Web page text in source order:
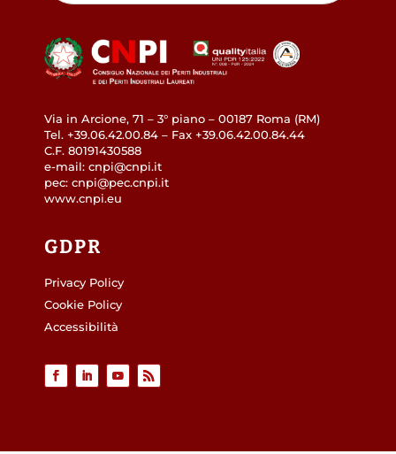
Via in Arcione, 71 – 3° piano – 00187 Roma (RM)
Tel. +39.06.42.00.84 – Fax +39.06.42.00.84.44
C.F. 80191430588
e-mail: cnpi@cnpi.it
pec: cnpi@pec.cnpi.it
www.cnpi.eu
GDPR
Privacy Policy
Cookie Policy
Accessibilità